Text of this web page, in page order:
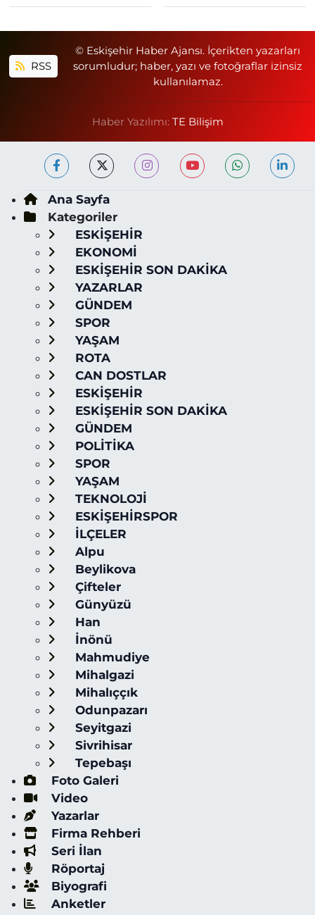
RSS
© Eskişehir Haber Ajansı. İçerikten yazarları
sorumludur; haber, yazı ve fotoğraflar izinsiz
kullanılamaz.
Haber Yazılımı: TE Bilişim
Ana Sayfa
Kategoriler
ESKİŞEHİR
EKONOMİ
ESKİŞEHİR SON DAKİKA
YAZARLAR
GÜNDEM
SPOR
YAŞAM
ROTA
CAN DOSTLAR
ESKİŞEHİR
ESKİŞEHİR SON DAKİKA
GÜNDEM
POLİTİKA
SPOR
YAŞAM
TEKNOLOJİ
ESKİŞEHİRSPOR
İLÇELER
Alpu
Beylikova
Çifteler
Günyüzü
Han
İnönü
Mahmudiye
Mihalgazi
Mihalıççık
Odunpazarı
Seyitgazi
Sivrihisar
Tepebaşı
Foto Galeri
Video
Yazarlar
Firma Rehberi
Seri İlan
Röportaj
Biyografi
Anketler